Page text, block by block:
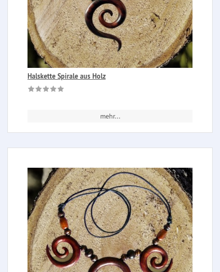
Halskette Spirale aus Holz
mehr...